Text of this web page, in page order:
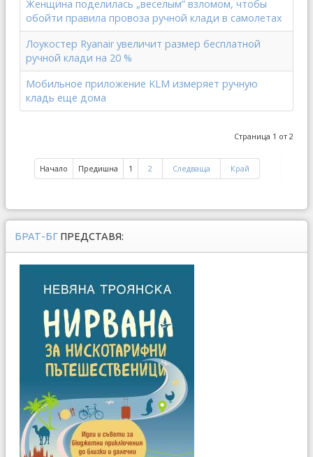
Женщина поделилась „веселым” взломом, чтобы
обойти правила провоза ручной клади в самолетах
Лоукостер Ryanair увеличит размер бесплатной
ручной клади на 20 %
Мобильное приложение KLM измеряет ручную
кладь еще дома
Страница 1 от 2
Начало Предишна 1 2 Следваща Край
БРАТ-БГ ПРЕДСТАВЯ: